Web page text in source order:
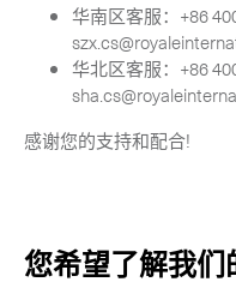
华南区客服：+86
华北区客服：+86
感谢您的支持和配合!
您希望了解我